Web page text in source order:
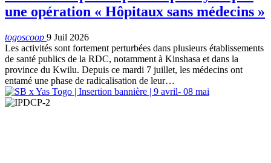
une opération « Hôpitaux sans médecins »
togoscoop 9 Juil 2026
Les activités sont fortement perturbées dans plusieurs établissements
de santé publics de la RDC, notamment à Kinshasa et dans la
province du Kwilu. Depuis ce mardi 7 juillet, les médecins ont
entamé une phase de radicalisation de leur…